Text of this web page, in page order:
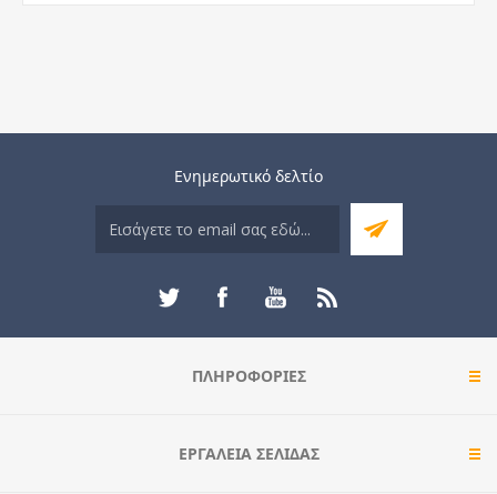
Ενημερωτικό δελτίο
ΠΛΗΡΟΦΟΡΊΕΣ
ΕΡΓΑΛΕΊΑ ΣΕΛΊΔΑΣ